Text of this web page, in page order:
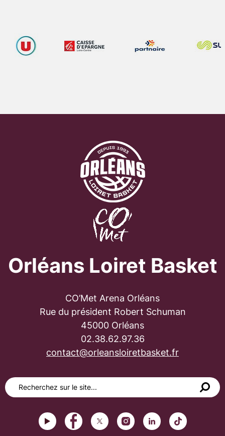
Orléans Loiret Basket
CO’Met Arena Orléans
Rue du président Robert Schuman
45000 Orléans
02.38.62.97.36
contact@orleansloiretbasket.fr